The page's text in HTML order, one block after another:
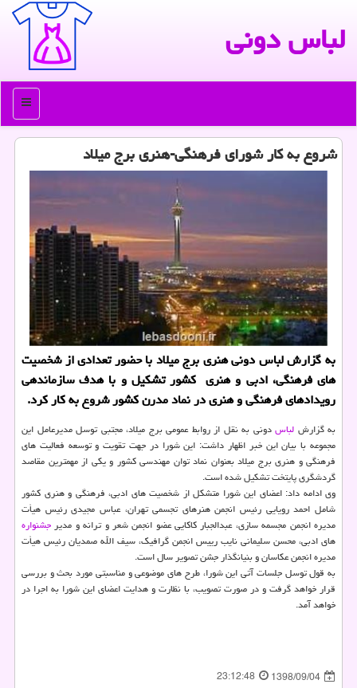
لباس دونی
منو
شروع به كار شورای فرهنگی-هنری برج میلاد
به گزارش لباس دونی هنری برج میلاد با حضور تعدادی از شخصیت
های فرهنگی، ادبی و هنری كشور تشكیل و با هدف سازماندهی
رویدادهای فرهنگی و هنری در نماد مدرن كشور شروع به كار كرد.
به گزارش لباسدونی به نقل از روابط عمومی برج میلاد، مجتبی توسل مدیرعامل این
مجموعه با بیان این خبر اظهار داشت: این شورا در جهت تقویت و توسعه فعالیت های
فرهنگی و هنری برج میلاد بعنوان نماد توان مهندسی كشور و یكی از مهمترین مقاصد
گردشگری پایتخت تشكیل شده است.
وی ادامه داد: اعضای این شورا متشكل از شخصیت های ادبی، فرهنگی و هنری كشور
شامل احمد رویایی رئیس انجمن هنرهای تجسمی تهران، عباس مجیدی رئیس هیأت
مدیره انجمن مجسمه سازی، عبدالجبار كاكایی عضو انجمن شعر و ترانه و مدیرجشنواره
های ادبی، محسن سلیمانی نایب رییس انجمن گرافیك، سیف الله صمدیان رئیس هیأت
مدیره انجمن عكاسان و بنیانگذار جشن تصویر سال است.
به قول توسل جلسات آتی این شورا، طرح های موضوعی و مناسبتی مورد بحث و بررسی
قرار خواهد گرفت و در صورت تصویب، با نظارت و هدایت اعضای این شورا به اجرا در
خواهد آمد.
1398/09/04
23:12:48